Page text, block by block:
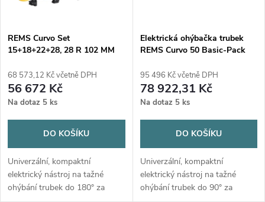
REMS Curvo Set
15+18+22+28, 28 R 102 MM
68 573,12 Kč včetně DPH
56 672 Kč
Na dotaz 5 ks
DO KOŠÍKU
Univerzální, kompaktní
elektrický nástroj na tažné
ohýbání trubek do 180° za
Elektrická ohýbačka trubek
REMS Curvo 50 Basic-Pack
95 496 Kč včetně DPH
78 922,31 Kč
Na dotaz 5 ks
DO KOŠÍKU
Univerzální, kompaktní
elektrický nástroj na tažné
ohýbání trubek do 90° za